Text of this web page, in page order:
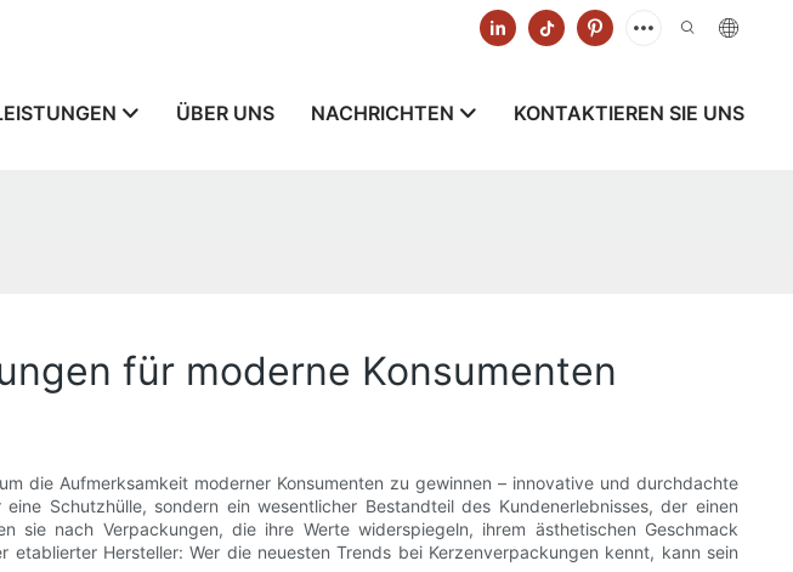
ÜBER UNS NACHRICHTEN KONTAKTIEREN SIE UNS
für moderne Konsumenten
die Aufmerksamkeit moderner Konsumenten zu gewinnen – innovative und durchdachte
Schutzhülle, sondern ein wesentlicher Bestandteil des Kundenerlebnisses, der einen
sie nach Verpackungen, die ihre Werte widerspiegeln, ihrem ästhetischen Geschmack
Hersteller: Wer die neuesten Trends bei Kerzenverpackungen kennt, kann sein